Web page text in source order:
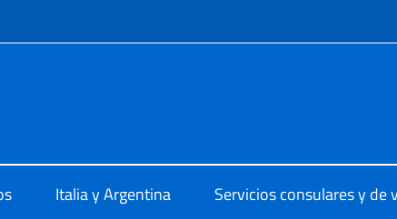
sociales y menú
Italia y Argentina Servicios consulares y de